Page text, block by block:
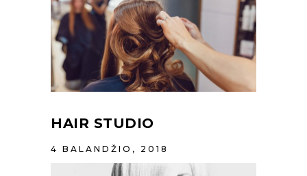
HAIR STUDIO
4 BALANDŽIO, 2018